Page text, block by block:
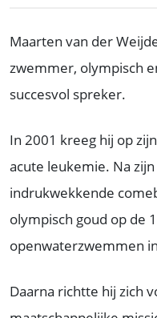
Maarten van der
zwemmer, olympisch
succesvol spreker.
In 2001 kreeg hij op
acute leukemie. Na
indrukwekkende
olympisch goud op de
openwaterzwemmen
Daarna richtte hij zich